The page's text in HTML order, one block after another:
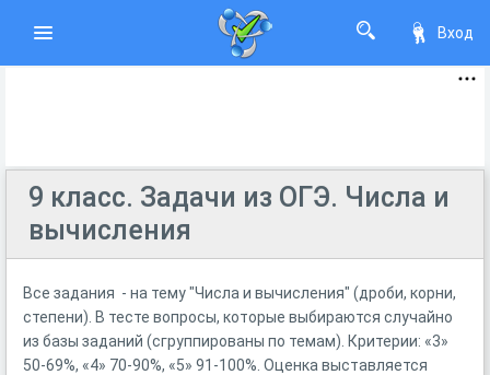
Вход
9 класс. Задачи из ОГЭ. Числа и
вычисления
Все задания - на тему "Числа и вычисления" (дроби, корни,
степени). В тесте вопросы, которые выбираются случайно
из базы заданий (сгруппированы по темам). Критерии: «3»
50-69%, «4» 70-90%, «5» 91-100%. Оценка выставляется